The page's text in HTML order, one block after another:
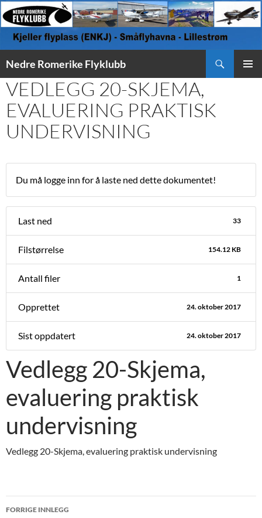
Nedre Romerike Flyklubb
TIL
INNHOLD
VEDLEGG 20-SKJEMA,
EVALUERING PRAKTISK
UNDERVISNING
Du må logge inn for å laste ned dette dokumentet!
Last ned 33
Filstørrelse 154.12 KB
Antall filer 1
Opprettet 24. oktober 2017
Sist oppdatert 24. oktober 2017
Vedlegg 20-Skjema,
evaluering praktisk
undervisning
Vedlegg 20-Skjema, evaluering praktisk undervisning
Innleggsnavigasjon
FORRIGE INNLEGG